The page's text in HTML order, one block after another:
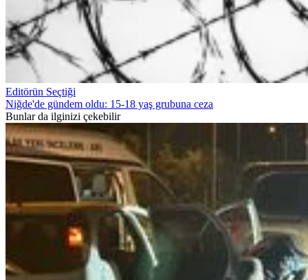
Editörün Seçtiği
Niğde'de gündem oldu: 15-18 yaş grubuna ceza
Bunlar da ilginizi çekebilir